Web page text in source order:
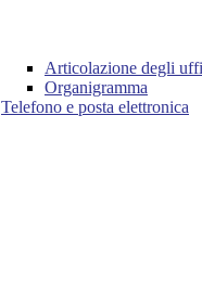
Articolazione degli
Organigramma
Telefono e posta elettronica